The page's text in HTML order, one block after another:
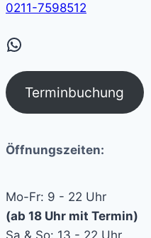
0211-7598512
WhatsApp
Terminbuchung
Öffnungszeiten:
Mo-Fr: 9 - 22 Uhr
(ab 18 Uhr mit Termin)
Sa & So: 13 - 22 Uhr